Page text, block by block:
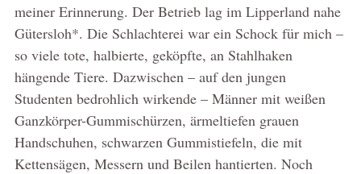
meiner Erinnerung. Der Betrieb lag im Lipperland nahe
Gütersloh*. Die Schlachterei war ein Schock für mich –
so viele tote, halbierte, geköpfte, an Stahlhaken
hängende Tiere. Dazwischen – auf den jungen
Studenten bedrohlich wirkende – Männer mit weißen
Ganzkörper-Gummischürzen, ärmeltiefen grauen
Handschuhen, schwarzen Gummistiefeln, die mit
Kettensägen, Messern und Beilen hantierten. Noch